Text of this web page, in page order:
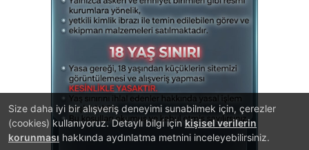
Size daha iyi bir alışveriş deneyimi sunabilmek için, çerezler
(cookies) kullanıyoruz. Detaylı bilgi için kişisel verilerin
korunması hakkında aydınlatma metnini inceleyebilirsiniz.